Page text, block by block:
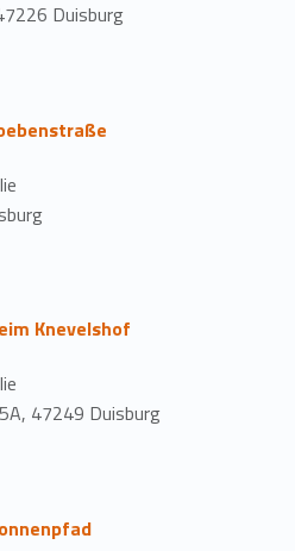
Duisburg
Knevelshof
47249 Duisburg